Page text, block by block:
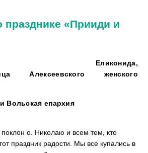
«Прииди и
Еликонида,
Алексеевского женского
Вольская епархия
поклон о. Николаю и всем тем, кто
праздник радости. Мы все купались в